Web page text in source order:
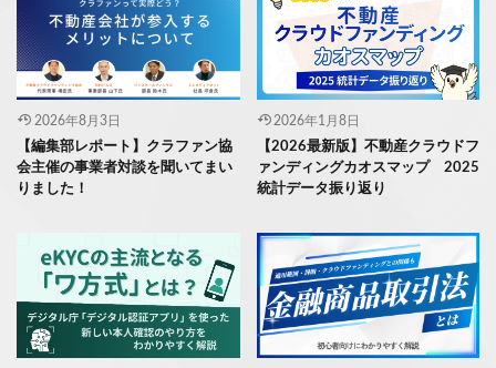
2026年8月3日
【編集部レポート】クラファン協
会主催の事業者対談を聞いてまい
りました！
2026年1月8日
【2026最新版】不動産クラウドフ
ァンディングカオスマップ 2025
統計データ振り返り